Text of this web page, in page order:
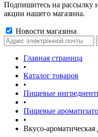
Подпишитесь на рассылку
акции нашего магазина.
Новости магазина
Главная страница
•
Каталог товаров
•
Пищевые
•
Пищевые
•
Вкусо-